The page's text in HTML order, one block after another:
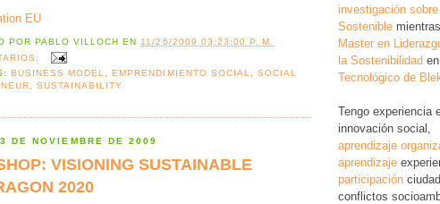
EU
POR PABLO VILLOCH EN11/26/2009 03:23:00 P. M.
BUSINESS MODEL, EMPRENDIMIENTO SOCIAL, SOCIAL
,SUSTAINABILITY
DE NOVIEMBRE DE 2009
VISIONING SUSTAINABLE
2020
investigación
Sostenible
Master en
la Sostenibilidad
Tecnológico de
Tengo experiencia
innovación social,
aprendizaje
aprendizaje
participación
conflictos